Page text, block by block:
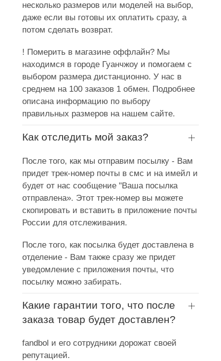
несколько размеров или моделей на выбор,
даже если вы готовы их оплатить сразу, а
потом сделать возврат.
! Померить в магазине оффлайн? Мы
находимся в городе Гуанчжоу и помогаем с
выбором размера дистанционно. У нас в
среднем на 100 заказов 1 обмен. Подробнее
описана информацию по выбору
правильных размеров на нашем сайте.
Как отследить мой заказ?
После того, как мы отправим посылку - Вам
придет трек-номер почты в смс и на имейл и
будет от нас сообщение "Ваша посылка
отправлена». Этот трек-номер вы можете
скопировать и вставить в приложение почты
России для отслеживания.
После того, как посылка будет доставлена в
отделение - Вам также сразу же придет
уведомление с приложения почты, что
посылку можно забирать.
Какие гарантии того, что после
заказа товар будет доставлен?
fandbol и его сотрудники дорожат своей
репутацией.